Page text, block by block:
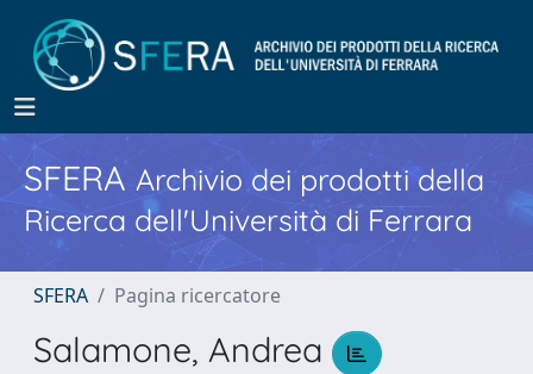
SFERA Archivio dei prodotti della
Ricerca dell'Università di Ferrara
SFERA Pagina ricercatore
Salamone, Andrea